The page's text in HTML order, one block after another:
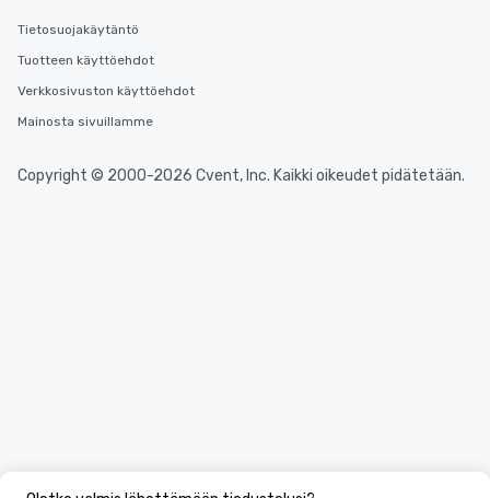
Tietosuojakäytäntö
Tuotteen käyttöehdot
Verkkosivuston käyttöehdot
Mainosta sivuillamme
Copyright © 2000-2026 Cvent, Inc. Kaikki oikeudet pidätetään.